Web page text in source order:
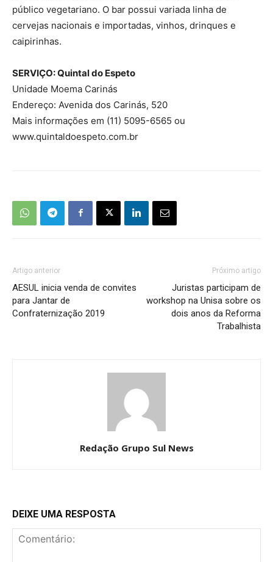
público vegetariano. O bar possui variada linha de
cervejas nacionais e importadas, vinhos, drinques e
caipirinhas.
SERVIÇO: Quintal do Espeto
Unidade Moema Carinás
Endereço: Avenida dos Carinás, 520
Mais informações em (11) 5095-6565 ou
www.quintaldoespeto.com.br
Artigo anterior
AESUL inicia venda de convites
para Jantar de
Confraternização 2019
Próximo artigo
Juristas participam de
workshop na Unisa sobre os
dois anos da Reforma
Trabalhista
Redação Grupo Sul News
DEIXE UMA RESPOSTA